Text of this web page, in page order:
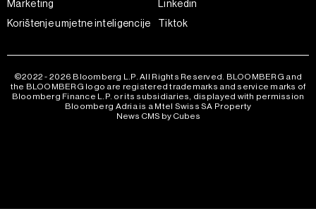
Marketing
Korištenje umjetne inteligencije
Linkedin
Tiktok
©2022 - 2026 Bloomberg L.P. All Rights Reserved. BLOOMBERG and
the BLOOMBERG logo are registered trademarks and service marks of
Bloomberg Finance L.P. or its subsidiaries, displayed with permission
Bloomberg Adria is a Mtel Swiss SA Property
News CMS by Cubes